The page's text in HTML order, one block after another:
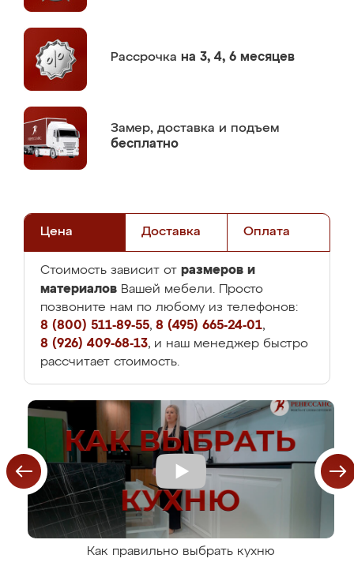
Рассрочка на 3, 4, 6 месяцев
Замер, доставка и подъем
бесплатно
Цена Доставка Оплата
Стоимость зависит от размеров и
материалов Вашей мебели. Просто
позвоните нам по любому из телефонов:
8 (800) 511-89-55, 8 (495) 665-24-01,
8 (926) 409-68-13, и наш менеджер быстро
рассчитает стоимость.
Как правильно выбрать кухню